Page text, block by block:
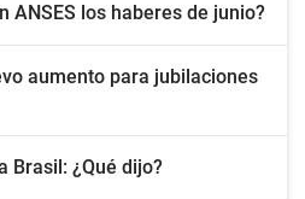
ANSES los haberes de junio?
aumento para jubilaciones
Brasil: ¿Qué dijo?